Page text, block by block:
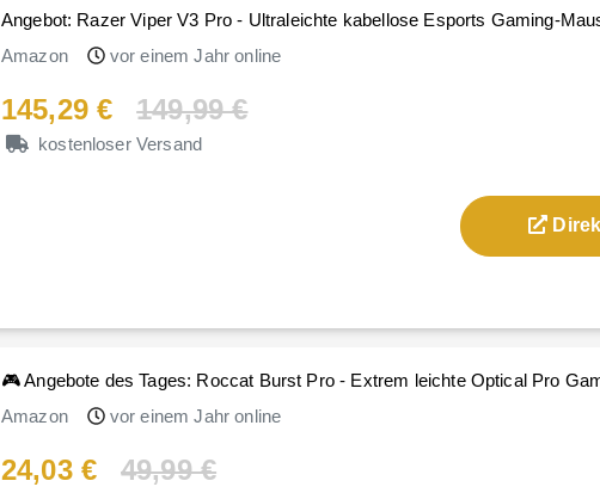
Angebot: Razer Viper V3 Pro - Ultraleichte kabellose Esports Gaming-
Amazon
vor einem Jahr online
145,29 € 149,99 €
kostenloser Versand
🎮 Angebote des Tages: Roccat Burst Pro - Extrem leichte Optical Pro
Amazon
vor einem Jahr online
24,03 € 49,99 €